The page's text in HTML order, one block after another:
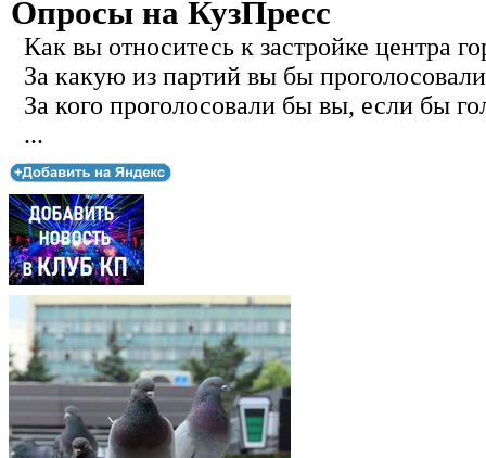
Опросы на КузПресс
Как вы относитесь к застройке центра
За какую из партий вы бы
За кого проголосовали бы вы, если бы
...